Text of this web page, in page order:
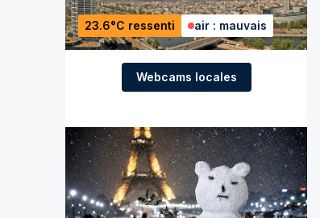
23.6°C ressenti air : mauvais
Webcams locales